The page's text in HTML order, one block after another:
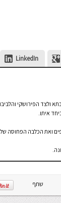
LinkedIn
ולצד הפירושקי
איתו.
ואת הכלבה הפחוסה
שתף